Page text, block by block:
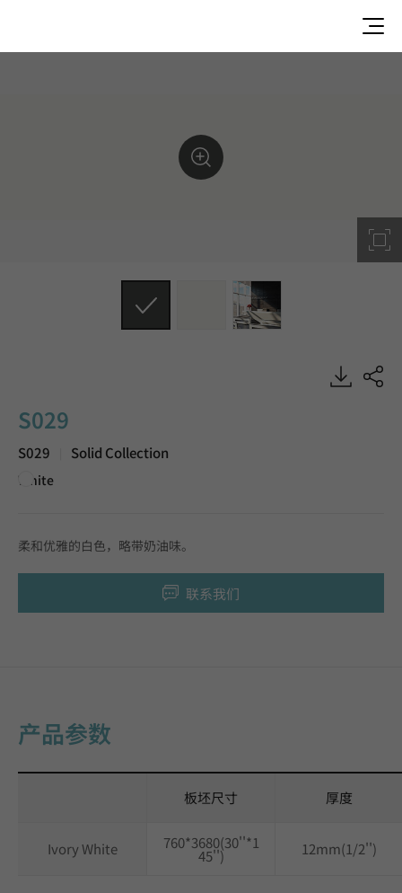
S029
S029 Solid Collection
White
柔和优雅的白色，略带奶油味。
联系我们
产品参数
板坯尺寸 厚度
Ivory White 760*3680(30''*1
45'') 12mm(1/2'')